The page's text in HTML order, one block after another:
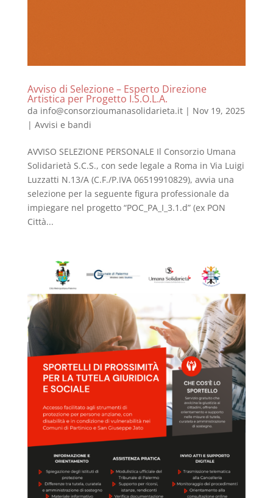
Avviso di Selezione – Esperto Direzione
Artistica per Progetto I.S.O.L.A.
da info@consorzioumanasolidarieta.it| Nov 19, 2025
| Avvisi e bandi
AVVISO SELEZIONE PERSONALE Il Consorzio Umana
Solidarietà S.C.S., con sede legale a Roma in Via Luigi
Luzzatti N.13/A (C.F./P.IVA 06519910829), avvia una
selezione per la seguente figura professionale da
impiegare nel progetto “POC_PA_I_3.1.d” (ex PON
Città...